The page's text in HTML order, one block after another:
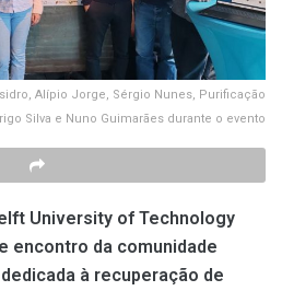
Alípio Jorge, Sérgio Nunes, Purificação
Silva e Nuno Guimarães durante o evento
University of Technology
encontro da comunidade
à recuperação de